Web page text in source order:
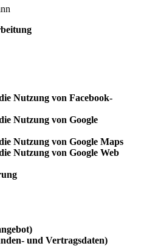
Nutzung von Facebook-
Nutzung von Google
Nutzung von Google Maps
Nutzung von Google Web
und Vertragsdaten)